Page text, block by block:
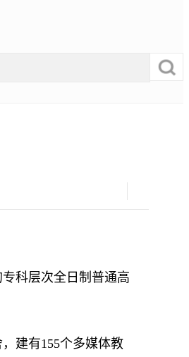
科层次全日制普通高
建有155个多媒体教